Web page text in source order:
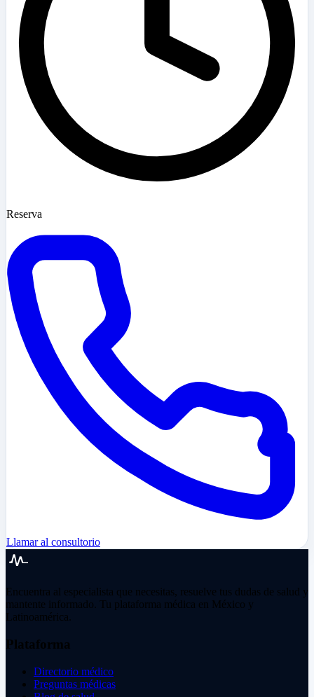
Reserva
Llamar al consultorio
Encuentra al especialista que necesitas, resuelve tus dudas de salud y
mantente informado. Tu plataforma médica en México y
Latinoamérica.
Plataforma
Directorio médico
Preguntas médicas